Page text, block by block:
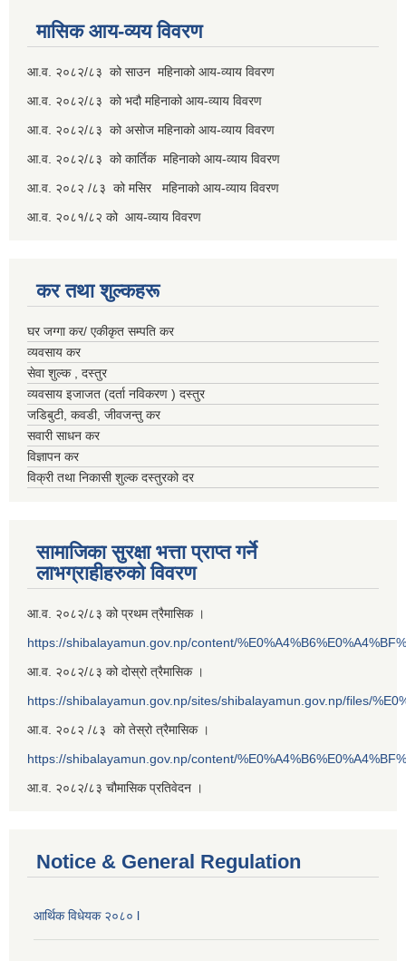
मासिक आय-व्यय विवरण
आ.व. २०८२/८३ को साउन महिनाको आय-व्याय विवरण
आ.व. २०८२/८३ को भदौ महिनाको आय-व्याय विवरण
आ.व. २०८२/८३ को असोज महिनाको आय-व्याय विवरण
आ.व. २०८२/८३ को कार्तिक महिनाको आय-व्याय विवरण
आ.व. २०८२ /८३ को मसिर महिनाको आय-व्याय विवरण
आ.व. २०८१/८२ को आय-व्याय विवरण
कर तथा शुल्कहरू
घर जग्गा कर/ एकीकृत सम्पति कर
व्यवसाय कर
सेवा शुल्क , दस्तुर
व्यवसाय इजाजत (दर्ता नविकरण ) दस्तुर
जडिबुटी, कवडी, जीवजन्तु कर
सवारी साधन कर
विज्ञापन कर
विक्री तथा निकासी शुल्क दस्तुरको दर
सामाजिका सुरक्षा भत्ता प्राप्त गर्ने
लाभग्राहीहरुको विवरण
आ.व. २०८२/८३ को प्रथम त्रैमासिक ।
https://shibalayamun.gov.np/content/
आ.व. २०८२/८३ को दोस्रो त्रैमासिक ।
https://shibalayamun.gov.np/sites/shibalayamun.gov.np/files/
आ.व. २०८२ /८३ को तेस्रो त्रैमासिक ।
https://shibalayamun.gov.np/content/
आ.व. २०८२/८३ चौमासिक प्रतिवेदन ।
Notice & General Regulation
आर्थिक विधेयक २०८० l